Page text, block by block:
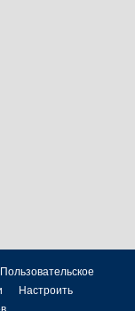
Пользовательское
Настроить